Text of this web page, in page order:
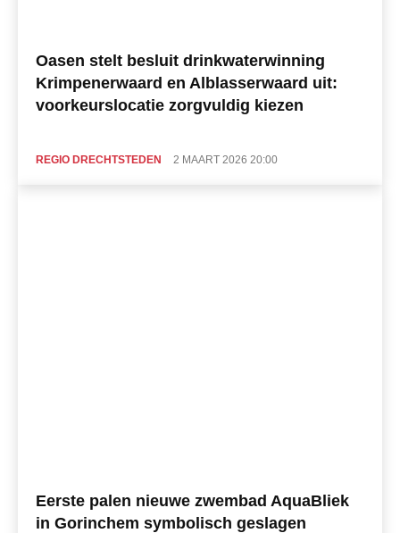
Oasen stelt besluit drinkwaterwinning
Krimpenerwaard en Alblasserwaard uit:
voorkeurslocatie zorgvuldig kiezen
REGIO DRECHTSTEDEN 2 MAART 2026 20:00
Eerste palen nieuwe zwembad AquaBliek
in Gorinchem symbolisch geslagen